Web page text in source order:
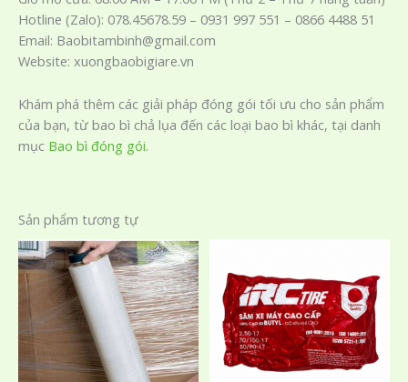
Hotline (Zalo): 078.45678.59 – 0931 997 551 – 0866 4488 51
Email: Baobitambinh@gmail.com
Website: xuongbaobigiare.vn
Khám phá thêm các giải pháp đóng gói tối ưu cho sản phẩm
của bạn, từ bao bì chả lụa đến các loại bao bì khác, tại danh
mục Bao bì đóng gói.
Sản phẩm tương tự